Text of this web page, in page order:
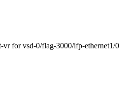
vr for vsd-0/flag-3000/ifp-ethernet1/0